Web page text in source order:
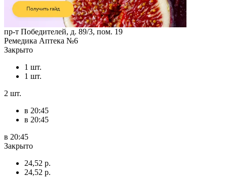
пр-т Победителей, д. 89/3, пом. 19
Ремедика Аптека №6
Закрыто
1 шт.
1 шт.
2 шт.
в 20:45
в 20:45
в 20:45
Закрыто
24,52 р.
24,52 р.